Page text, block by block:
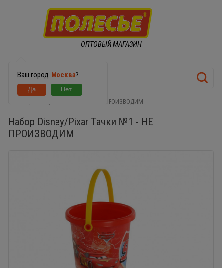
ОПТОВЫЙ МАГАЗИН
Ваш город Москва?
Набор Disney/Pixar Тачки №1 - НЕ ПРОИЗВОДИМ
Набор Disney/Pixar Тачки №1 - НЕ
ПРОИЗВОДИМ